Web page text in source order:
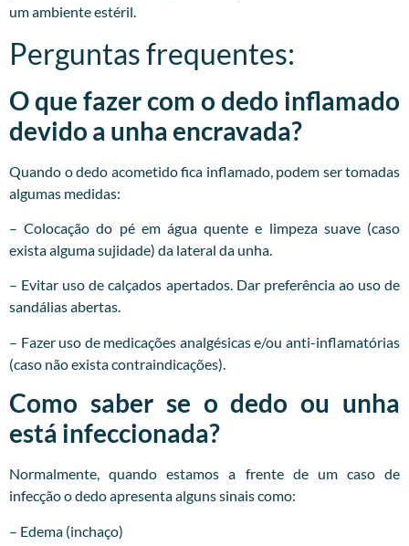
um ambiente estéril.
Perguntas frequentes:
O que fazer com o dedo inflamado
devido a unha encravada?
Quando o dedo acometido fica inflamado, podem ser tomadas
algumas medidas:
– Colocação do pé em água quente e limpeza suave (caso
exista alguma sujidade) da lateral da unha.
– Evitar uso de calçados apertados. Dar preferência ao uso de
sandálias abertas.
– Fazer uso de medicações analgésicas e/ou anti-inflamatórias
(caso não exista contraindicações).
Como saber se o dedo ou unha
está infeccionada?
Normalmente, quando estamos a frente de um caso de
infecção o dedo apresenta alguns sinais como:
– Edema (inchaço)